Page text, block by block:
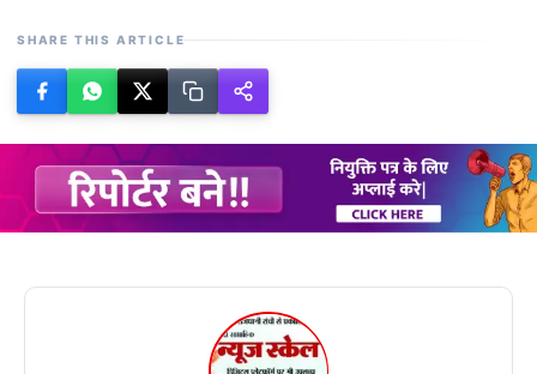
SHARE THIS ARTICLE